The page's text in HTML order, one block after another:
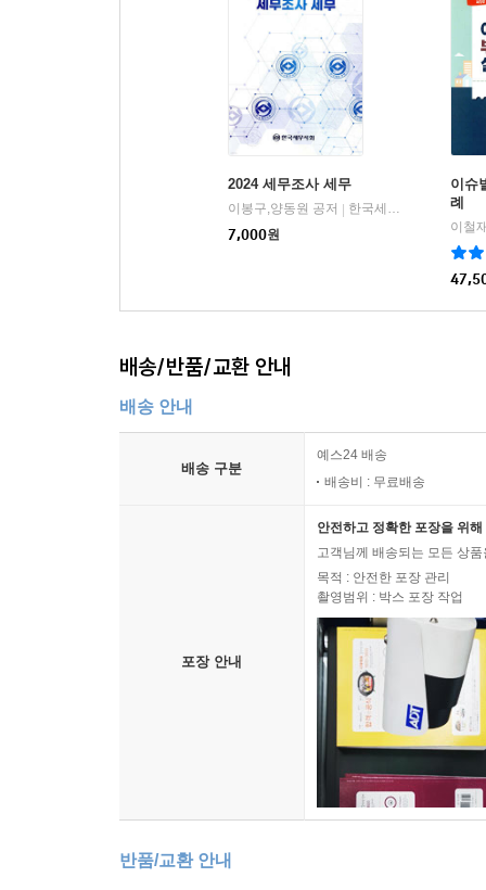
2024 세무조사 세무
이봉구,양동원 공저
한국세무사회
7,000원
이슈
례
이철
배송/반품/교환 안내
배송 안내
배송 구분
예스24 배송
배송비 : 무료배송
포장 안내
안전하고 정확한 포장을 위
고객님께 배송되는 모든 상
목적 : 안전한 포장 관리
촬영범위 : 박스 포장 작업
반품/교환 안내